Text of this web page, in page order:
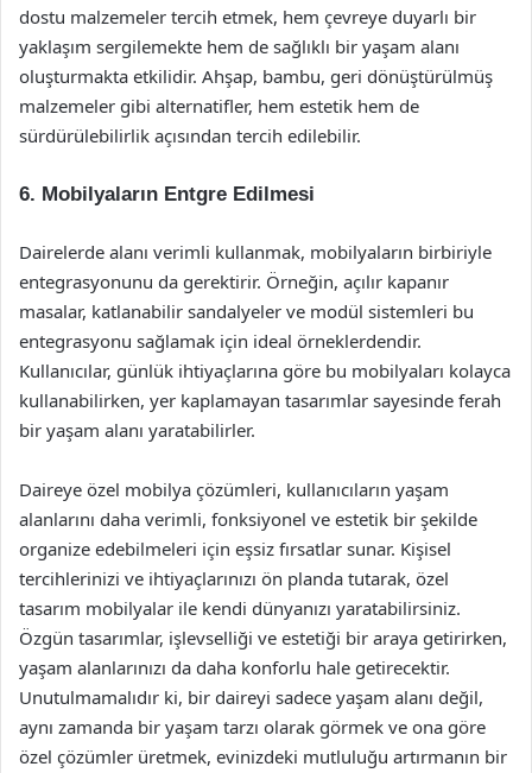
dostu malzemeler tercih etmek, hem çevreye duyarlı bir
yaklaşım sergilemekte hem de sağlıklı bir yaşam alanı
oluşturmakta etkilidir. Ahşap, bambu, geri dönüştürülmüş
malzemeler gibi alternatifler, hem estetik hem de
sürdürülebilirlik açısından tercih edilebilir.
6. Mobilyaların Entgre Edilmesi
Dairelerde alanı verimli kullanmak, mobilyaların birbiriyle
entegrasyonunu da gerektirir. Örneğin, açılır kapanır
masalar, katlanabilir sandalyeler ve modül sistemleri bu
entegrasyonu sağlamak için ideal örneklerdendir.
Kullanıcılar, günlük ihtiyaçlarına göre bu mobilyaları kolayca
kullanabilirken, yer kaplamayan tasarımlar sayesinde ferah
bir yaşam alanı yaratabilirler.
Daireye özel mobilya çözümleri, kullanıcıların yaşam
alanlarını daha verimli, fonksiyonel ve estetik bir şekilde
organize edebilmeleri için eşsiz fırsatlar sunar. Kişisel
tercihlerinizi ve ihtiyaçlarınızı ön planda tutarak, özel
tasarım mobilyalar ile kendi dünyanızı yaratabilirsiniz.
Özgün tasarımlar, işlevselliği ve estetiği bir araya getirirken,
yaşam alanlarınızı da daha konforlu hale getirecektir.
Unutulmamalıdır ki, bir daireyi sadece yaşam alanı değil,
aynı zamanda bir yaşam tarzı olarak görmek ve ona göre
özel çözümler üretmek, evinizdeki mutluluğu artırmanın bir